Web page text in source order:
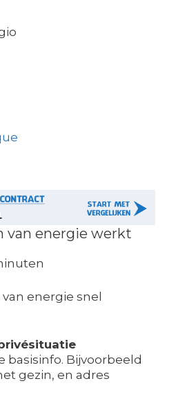
van energie werkt
energie snel
basisinfo. Bijvoorbeeld
gezin, en adres